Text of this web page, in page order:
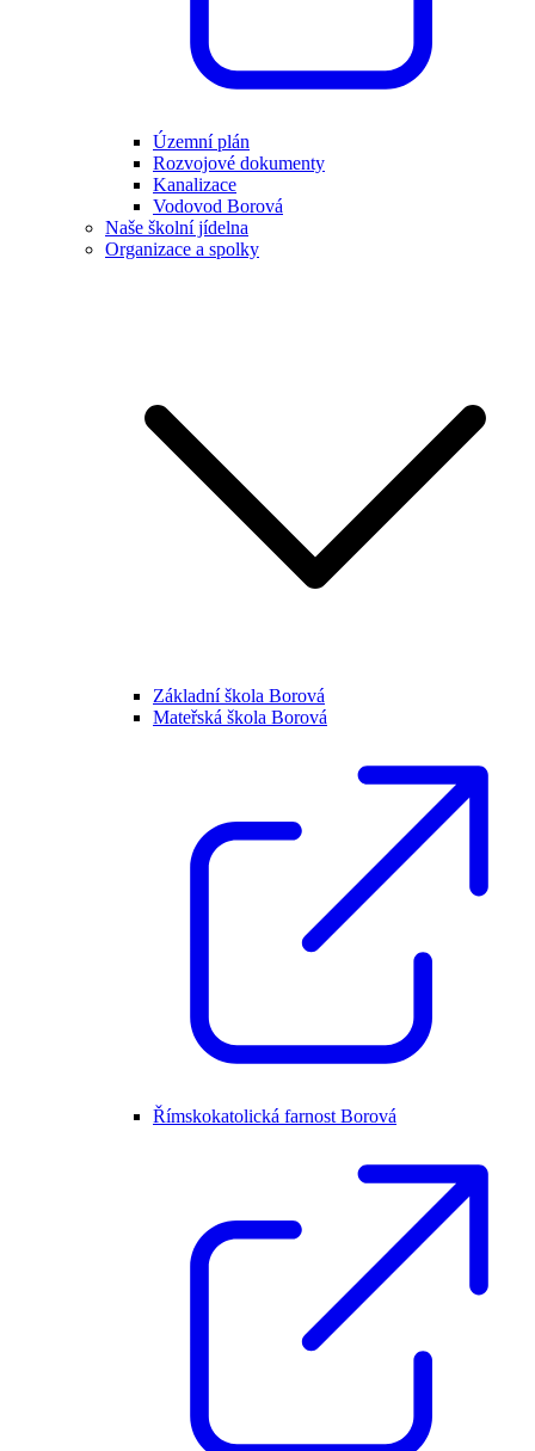
Územní plán
Rozvojové dokumenty
Kanalizace
Vodovod Borová
Naše školní jídelna
Organizace a spolky
Základní škola Borová
Mateřská škola Borová
Římskokatolická farnost Borová